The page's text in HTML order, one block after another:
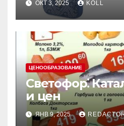
ОКТ 3, 2025 KOLL
ЦЕНООБРАЗОВАНИЕ
Светофор⁚
и цен
ЯНВ 9, 2025